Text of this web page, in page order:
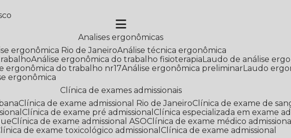
Analises ergonômicas
ergonômica Rio de Janeiro Análise técnica ergonômica
Análise ergonômica do trabalho fisioterapia Laudo de análise
ergonômica do trabalho nr17 Análise ergonômica preliminar Laudo
ergonômica
Clínica de exames admissionais
Clínica de exame admissional Rio de Janeiro
Clínica de exame de
Clínica de exame pré admissional
Clínica especializada em exame
Clínica de exame admissional ASO
Clínica de exame médico admissional
Clínica de exame toxicológico admissional
Clínica de exame admissional